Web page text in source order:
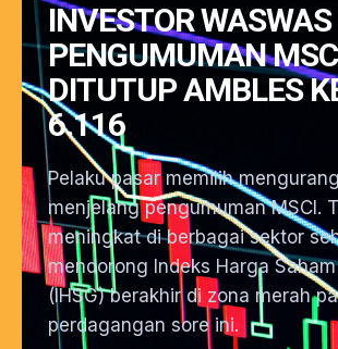
INVESTOR WASWAS
PENGUMUMAN
DITUTUP AMBLES
6.116
Pelaku pasar memilih
menjelang pengumuman MSCI.
meningkat di berbagai sektor
mendorong Indeks Harga
(IHSG) berakhir di zona merah
perdagangan sore ini.